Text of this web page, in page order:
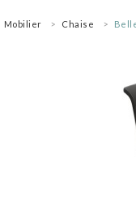
Mobilier Chaise